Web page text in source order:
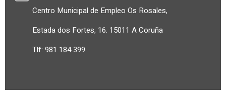
Centro Municipal de Empleo Os Rosales,
Estada dos Fortes, 16. 15011 A Coruña
Tlf: 981 184 399